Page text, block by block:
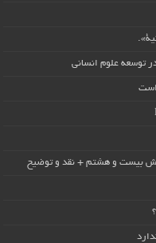
توسعه علوم انسانی
است
بیست و هشتم + نقد و توضیح